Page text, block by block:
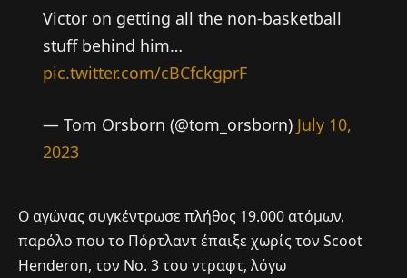
Victor on getting all the non-basketball
stuff behind him…
pic.twitter.com/cBCfckgprF
— Tom Orsborn (@tom_orsborn) July 10,
2023
Ο αγώνας συγκέντρωσε πλήθος 19.000 ατόμων,
παρόλο που το Πόρτλαντ έπαιξε χωρίς τον Scoot
Henderon, τον Νο. 3 του ντραφτ, λόγω